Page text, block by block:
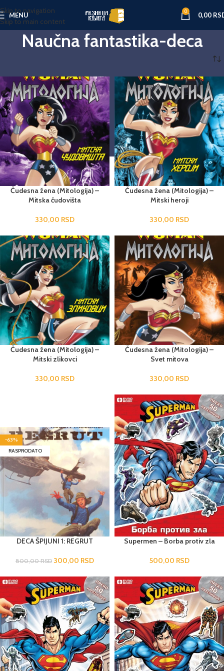
Skip to navigation
Skip to main content
MENU 0 0,00
Naučna fantastika-deca
Čudesna žena (Mitologija) –
Mitska čudovišta
330,00 RSD
Čudesna žena (Mitologija) –
Mitski heroji
330,00 RSD
Čudesna žena (Mitologija) –
Mitski zlikovci
330,00 RSD
Čudesna žena (Mitologija) –
Svet mitova
330,00 RSD
-63%
RASPRODATO
DECA ŠPIJUNI 1: REGRUT
800,00RSD 300,00 RSD
Supermen – Borba protiv zla
500,00 RSD